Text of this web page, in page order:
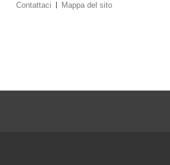
Contattaci Mappa del sito